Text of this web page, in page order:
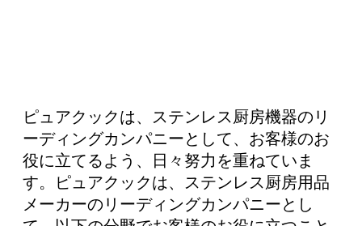
ピュアクックは、ステンレス厨房機器のリ
ーディングカンパニーとして、お客様のお
役に立てるよう、日々努力を重ねていま
す。ピュアクックは、ステンレス厨房用品
メーカーのリーディングカンパニーとし